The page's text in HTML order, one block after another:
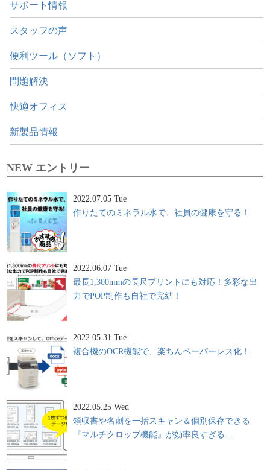
サポート情報
スタッフの声
便利ツール（ソフト）
問題解決
快適オフィス
新製品情報
NEW エントリー
2022.07.05 Tue
作りたてのミネラル水で、社員の健康を守る！
2022.06.07 Tue
最長1,300mmの長尺プリントにも対応！多彩な出
力でPOP制作も自社で完結！
2022.05.31 Tue
複合機のOCR機能で、楽ちんペーパーレス化！
2022.05.25 Wed
領収書や名刺を一括スキャン＆個別保存できる
『マルチクロップ機能』が効率良すぎる…